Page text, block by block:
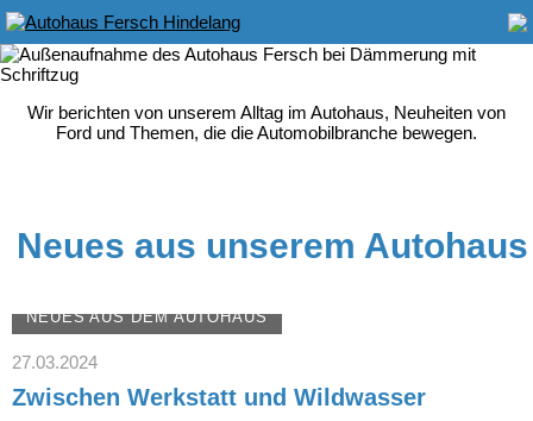
Wir berichten von unserem Alltag im Autohaus, Neuheiten von
Ford und Themen, die die Automobilbranche bewegen.
Neues aus unserem Autohaus
NEUES AUS DEM AUTOHAUS
27.03.2024
Zwischen Werkstatt und Wildwasser